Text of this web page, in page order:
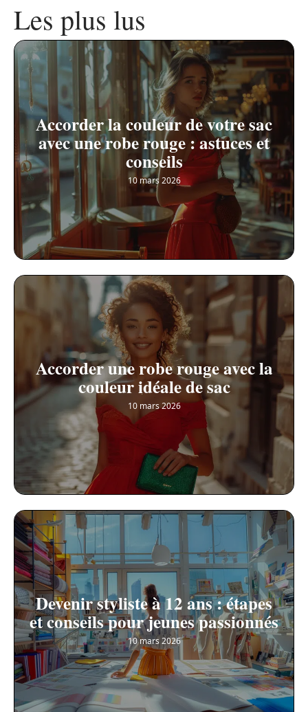
Les plus lus
Accorder la couleur de votre sac
avec une robe rouge : astuces et
conseils
10 mars 2026
Accorder une robe rouge avec la
couleur idéale de sac
10 mars 2026
Devenir styliste à 12 ans : étapes
et conseils pour jeunes passionnés
10 mars 2026